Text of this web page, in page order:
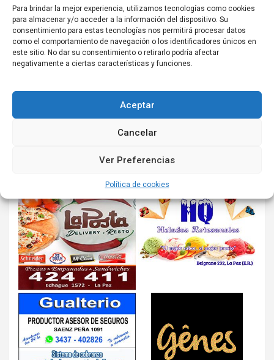
Para brindar la mejor experiencia, utilizamos tecnologías como cookies
para almacenar y/o acceder a la información del dispositivo. Su
consentimiento para estas tecnologías nos permitirá procesar datos
como el comportamiento de navegación o los identificadores únicos en
este sitio. No dar su consentimiento o retirarlo podría afectar
negativamente a ciertas características y funciones.
Aceptar
Cancelar
Ver Preferencias
Política de cookies